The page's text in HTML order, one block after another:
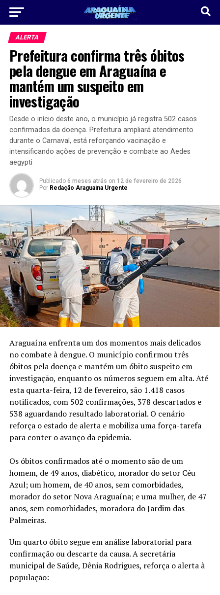
ALERTA
Prefeitura confirma três óbitos
pela dengue em Araguaína e
mantém um suspeito em
investigação
Desde o início deste ano, o município já registra 502 casos
confirmados da doença. Prefeitura ampliará atendimento
durante o Carnaval, está reforçando vacinação e
intensificando ações de prevenção e combate ao Aedes
aegypti
Publicado 6 meses atrás on 12 de fevereiro de 2026
Por Redação Araguaina Urgente
Araguaína enfrenta um dos momentos mais delicados
no combate à dengue. O município confirmou três
óbitos pela doença e mantém um óbito suspeito em
investigação, enquanto os números seguem em alta. Até
esta quarta-feira, 12 de fevereiro, são 1.418 casos
notificados, com 502 confirmações, 378 descartados e
538 aguardando resultado laboratorial. O cenário
reforça o estado de alerta e mobiliza uma força-tarefa
para conter o avanço da epidemia.
Os óbitos confirmados até o momento são de um
homem, de 49 anos, diabético, morador do setor Céu
Azul; um homem, de 40 anos, sem comorbidades,
morador do setor Nova Araguaína; e uma mulher, de 47
anos, sem comorbidades, moradora do Jardim das
Palmeiras.
Um quarto óbito segue em análise laboratorial para
confirmação ou descarte da causa. A secretária
municipal de Saúde, Dênia Rodrigues, reforça o alerta à
população: